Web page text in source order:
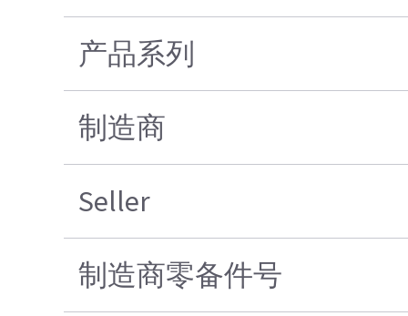
产品系列
制造商
Seller
制造商零备件号